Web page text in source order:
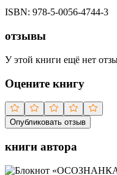
ISBN: 978-5-0056-4744-3
отзывы
У этой книги ещё нет
Оцените книгу
Опубликовать отзыв
книги автора